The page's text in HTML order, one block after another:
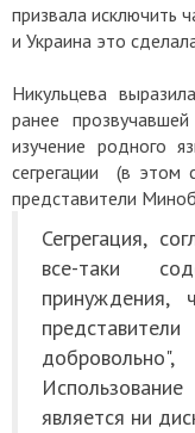
призвала исключить
и Украина это
Никульцева
ранее
изучение родного
сегрегации (в этом
представители
Сегрегация,
все-таки
является ни